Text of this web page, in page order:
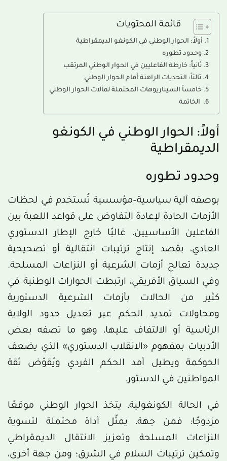
قائمة المحتويات
أولاً: الحوار الوطني في الكونغو الديمقراطية
وحدود تطوره
ثانياً: خارطة الفاعليين في الحوار الوطني المرتقب
ثالثاً: التحديات الراهنة أمام الحوار الوطني
خامساً السيناريوهات المحتملة لمآلات الحوار الوطني
الخاتمة
أولاً: الحوار الوطني في الكونغو
الديمقراطية
وحدود تطوره
بوصفه آلية سياسية–مؤسسية تُستخدم في لحظات
الأزمات الحادة لإعادة التفاوض على قواعد اللعبة بين
الفاعلين الأساسيين، غالبًا خارج الإطار الدستوري
العادي، بقصد إنتاج ترتيبات انتقالية أو تصحيحية
جديدة تعالج أزمات الشرعية أو النزاعات المسلحة.
وفي السياق الأفريقي، ارتبطت الحوارات الوطنية في
كثير من الحالات بأزمات الشرعية الدستورية
ومحاولات تمديد الحكم عبر تعديل حدود الولاية
الرئاسية أو الالتفاف عليها، وهو ما تصفه بعض
الأدبيات بمفهوم «الانقلاب الدستوري» الذي يضعف
الحوكمة ويطيل أمد الحكم الفردي ويُقوّض ثقة
المواطنين في الدستور.
في الحالة الكونغولية، يتخذ الحوار الوطني موقعًا
مزدوجًا: فمن جهة، يمثّل أداة محتملة لتسوية
النزاعات المسلحة وتعزيز الانتقال الديمقراطي
وتمكين ترتيبات السلام في الشرق؛ ومن جهة أخرى،